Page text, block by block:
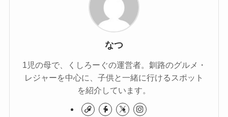
なつ
1児の母で、くしろーぐの運営者。釧路のグルメ・
レジャーを中心に、子供と一緒に行けるスポット
を紹介しています。